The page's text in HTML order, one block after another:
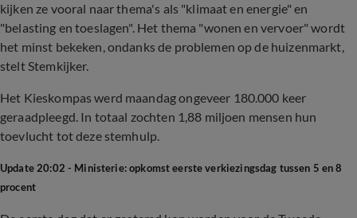
kijken ze vooral naar thema's als "klimaat en energie" en
"belasting en toeslagen". Het thema "wonen en vervoer" wordt
het minst bekeken, ondanks de problemen op de huizenmarkt,
stelt Stemkijker.
Het Kieskompas werd maandag ongeveer 180.000 keer
geraadpleegd. In totaal zochten 1,88 miljoen mensen hun
toevlucht tot deze stemhulp.
Update 20:02 - Ministerie: opkomst eerste verkiezingsdag tussen 5 en 8
procent